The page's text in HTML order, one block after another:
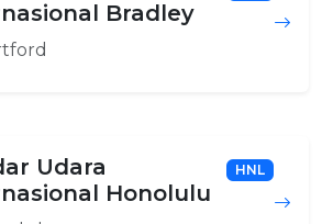
Bradley
Udara
Honolulu
HNL